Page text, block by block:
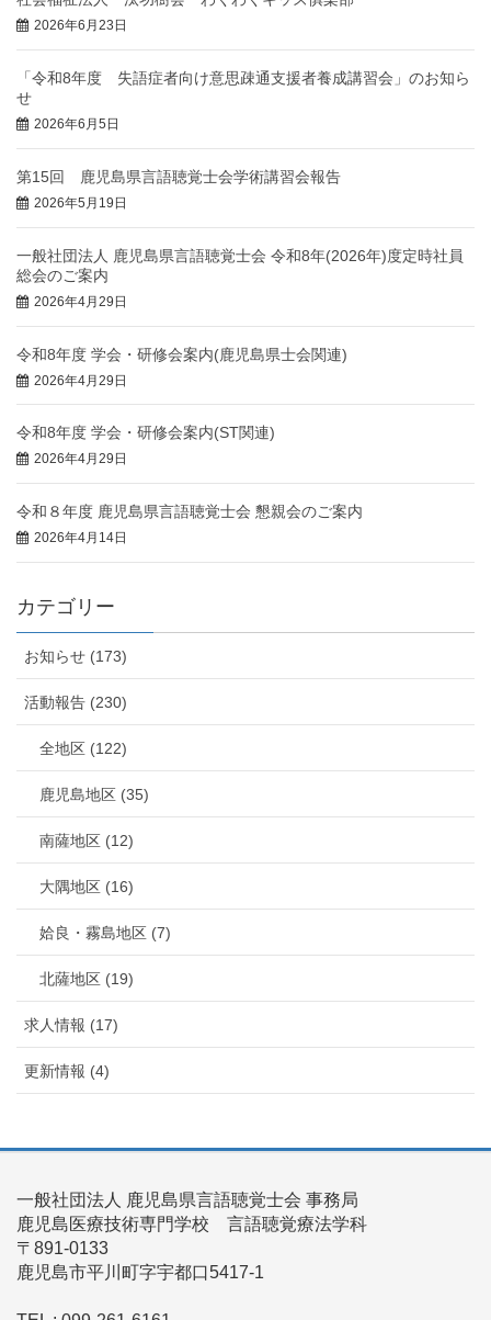
2026年6月23日
「令和8年度 失語症者向け意思疎通支援者養成講習会」のお知ら
せ
2026年6月5日
第15回 鹿児島県言語聴覚士会学術講習会報告
2026年5月19日
一般社団法人 鹿児島県言語聴覚士会 令和8年(2026年)度定時社員
総会のご案内
2026年4月29日
令和8年度 学会・研修会案内(鹿児島県士会関連)
2026年4月29日
令和8年度 学会・研修会案内(ST関連)
2026年4月29日
令和８年度 鹿児島県言語聴覚士会 懇親会のご案内
2026年4月14日
カテゴリー
お知らせ (173)
活動報告 (230)
全地区 (122)
鹿児島地区 (35)
南薩地区 (12)
大隅地区 (16)
姶良・霧島地区 (7)
北薩地区 (19)
求人情報 (17)
更新情報 (4)
一般社団法人 鹿児島県言語聴覚士会 事務局
鹿児島医療技術専門学校 言語聴覚療法学科
〒891-0133
鹿児島市平川町字宇都口5417-1